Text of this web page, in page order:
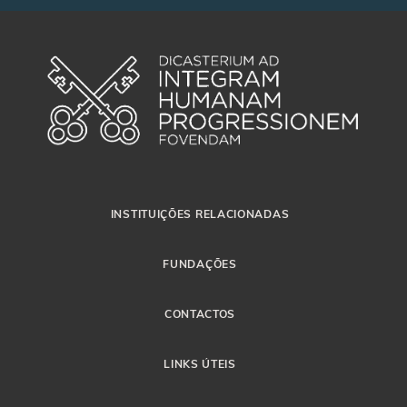
INSTITUIÇÕES RELACIONADAS
FUNDAÇÕES
CONTACTOS
LINKS ÚTEIS